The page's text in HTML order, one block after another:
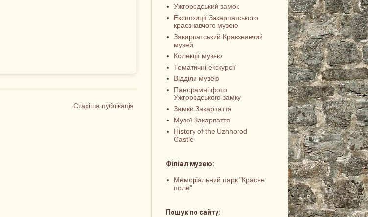
Старіша публікація
Ужгородський замок
Експозиції Закарпатського
краєзнавчого музею
Закарпатський Краєзнавчий
музей
Колекції музею
Тематичні екскурсії
Відділи музею
Панорамні фото
Ужгородського замку
Замки Закарпаття
Музеї Закарпаття
History of the Uzhhorod
Castle
Філіал музею:
Меморіальний парк "Красне
поле"
Пошук по сайту: